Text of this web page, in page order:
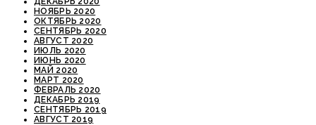
НОЯБРЬ 2020
ОКТЯБРЬ 2020
СЕНТЯБРЬ 2020
АВГУСТ 2020
ИЮЛЬ 2020
ИЮНЬ 2020
МАЙ 2020
МАРТ 2020
ФЕВРАЛЬ 2020
ДЕКАБРЬ 2019
СЕНТЯБРЬ 2019
АВГУСТ 2019